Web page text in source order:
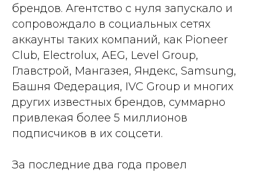
брендов. Агентство с нуля запускало и
сопровождало в социальных сетях
аккаунты таких компаний, как Pioneer
Club, Electrolux, AEG, Level Group,
Главстрой, Мангазея, Яндекс, Samsung,
Башня Федерация, IVC Group и многих
других известных брендов, суммарно
привлекая более 5 миллионов
подписчиков в их соцсети.
За последние два года провел